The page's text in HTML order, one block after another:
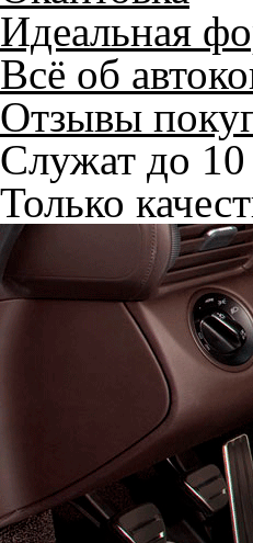
Идеальная
Всё об
Отзывы
Служат до 10
Только